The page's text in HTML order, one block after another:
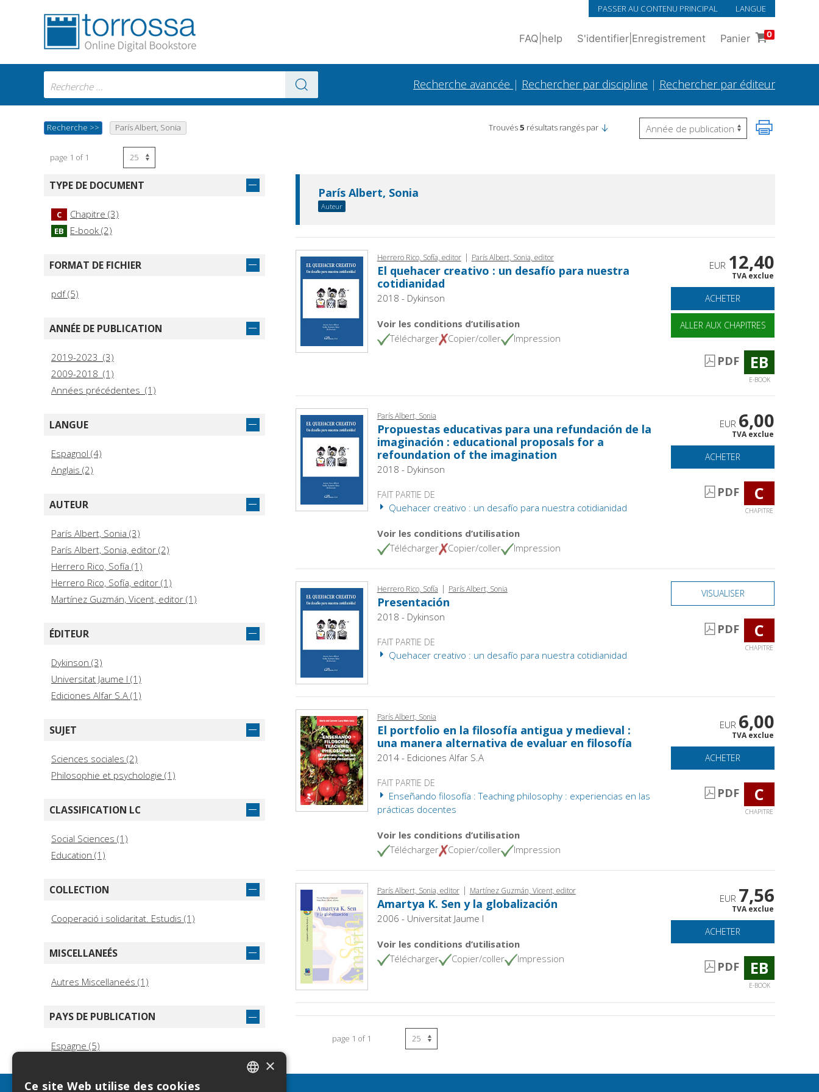
PASSER AU CONTENU PRINCIPAL LANGUE
FAQ help S'identifier Enregistrement Panier 0
Recherche avancée | Rechercher par discipline | Rechercher par éditeur
Recherche >> París Albert, Sonia Trouvés5 résultats rangés par
page 1 of 1
TYPE DE DOCUMENT
C Chapitre (3)
EB E-book (2)
FORMAT DE FICHIER
pdf (5)
ANNÉE DE PUBLICATION
2019-2023 (3)
2009-2018 (1)
Années précédentes (1)
LANGUE
Espagnol (4)
Anglais (2)
AUTEUR
París Albert, Sonia (3)
París Albert, Sonia, editor (2)
Herrero Rico, Sofía (1)
Herrero Rico, Sofía, editor (1)
Martínez Guzmán, Vicent, editor (1)
ÉDITEUR
Dykinson (3)
Universitat Jaume I (1)
Ediciones Alfar S.A (1)
SUJET
Sciences sociales (2)
Philosophie et psychologie (1)
CLASSIFICATION LC
Social Sciences (1)
Education (1)
COLLECTION
Cooperació i solidaritat. Estudis (1)
MISCELLANEÉS
Autres Miscellaneés (1)
PAYS DE PUBLICATION
Espagne (5)
París Albert, Sonia
Auteur
Herrero Rico, Sofía, editor | París Albert, Sonia, editor
El quehacer creativo : un desafío para nuestra
cotidianidad
2018 - Dykinson
Voir les conditions d’utilisation
Télécharger
Copier/coller Impression
EUR 12,40
TVA exclue
ACHETER
ALLER AUX CHAPITRES
PDF EB
E-BOOK
París Albert, Sonia
Propuestas educativas para una refundación de la
imaginación : educational proposals for a
refoundation of the imagination
2018 - Dykinson
FAIT PARTIE DE
Quehacer creativo : un desafío para nuestra cotidianidad
Voir les conditions d’utilisation
Télécharger
Copier/coller Impression
EUR 6,00
TVA exclue
ACHETER
PDF C
CHAPITRE
Herrero Rico, Sofía | París Albert, Sonia
Presentación
2018 - Dykinson
FAIT PARTIE DE
Quehacer creativo : un desafío para nuestra cotidianidad
VISUALISER
PDF C
CHAPITRE
París Albert, Sonia
El portfolio en la filosofía antigua y medieval :
una manera alternativa de evaluar en filosofía
2014 - Ediciones Alfar S.A
FAIT PARTIE DE
Enseñando filosofía : Teaching philosophy : experiencias en las
prácticas docentes
Voir les conditions d’utilisation
Télécharger
Copier/coller Impression
EUR 6,00
TVA exclue
ACHETER
PDF C
CHAPITRE
París Albert, Sonia, editor | Martínez Guzmán, Vicent, editor
Amartya K. Sen y la globalización
2006 - Universitat Jaume I
Voir les conditions d’utilisation
Télécharger
Copier/coller Impression
EUR 7,56
TVA exclue
ACHETER
PDF EB
E-BOOK
page 1 of 1
×
Ce site Web utilise des cookies